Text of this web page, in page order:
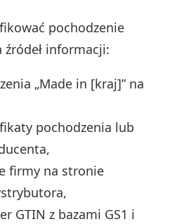
pochodzenie
informacji:
„Made in [kraj]” na
pochodzenia lub
firmy na stronie
GTIN z bazami GS1 i